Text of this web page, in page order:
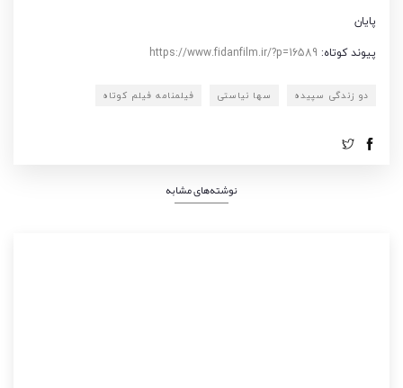
پایان
پیوند کوتاه: https://www.fidanfilm.ir/?p=16589
دو زندگی سپیده سها نیاستی فیلمنامه فیلم کوتاه
نوشته‌های مشابه